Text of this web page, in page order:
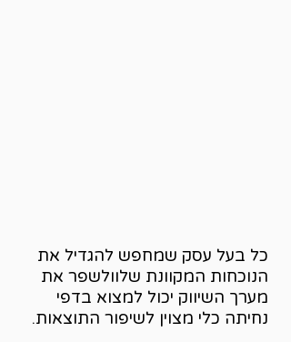
כל בעל עסק שמחפש להגדיל את
הנוכחות המקוונת שלוולשפר את
מערך השיווק יכול למצוא בדפי
נחיתה כלי מצוין לשיפור התוצאות.